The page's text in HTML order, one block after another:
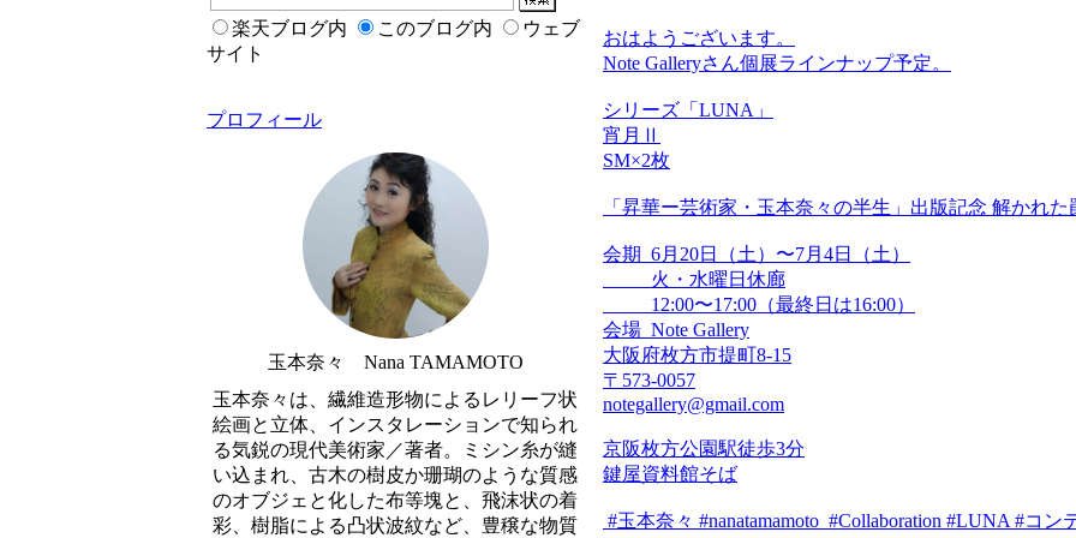
楽天ブログ内 このブログ内
ウェブ
サイト
プロフィール
玉本奈々 Nana TAMAMOTO
玉本奈々は、繊維造形物によるレリーフ状
絵画と立体、インスタレーションで知られ
る気鋭の現代美術家／著者。ミシン糸が縫
い込まれ、古木の樹皮か珊瑚のような質感
のオブジェと化した布等塊と、飛沫状の着
彩、樹脂による凸状波紋など、豊穣な物質
おはようございます。
Note Galleryさん個展ラインナップ予定。
シリーズ「LUNA」
宵月Ⅱ
SM×2枚
「昇華ー芸術家・玉本奈々の半生」出版記念 解かれた
会期 6月20日（土）〜7月4日（土）
火・水曜日休廊
12:00〜17:00（最終日は16:00）
会場 Note Gallery
大阪府枚方市提町8-15
〒573-0057
notegallery@gmail.com
京阪枚方公園駅徒歩3分
鍵屋資料館そば
#玉本奈々 #nanatamamoto #Collaboration #LUNA #コ